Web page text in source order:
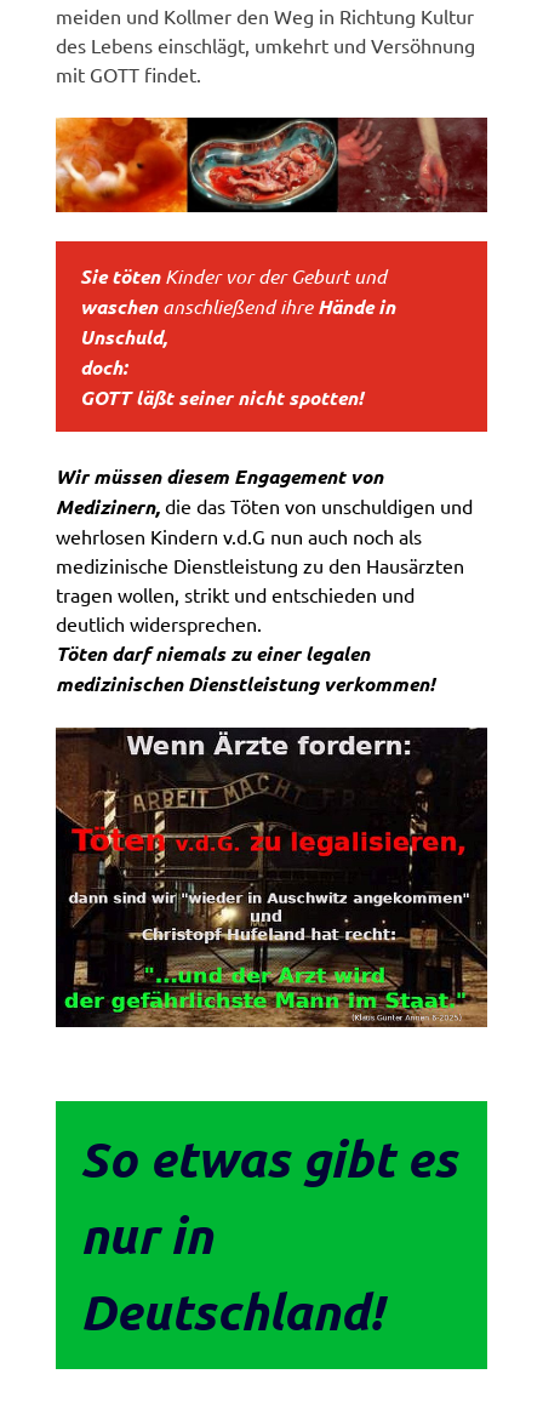
meiden und Kollmer den Weg in Richtung Kultur
des Lebens einschlägt, umkehrt und Versöhnung
mit GOTT findet.
Sie tötenKinder vor der Geburt und
waschenanschließend ihreHände in
Unschuld,
doch:
GOTT läßt seiner nicht spotten!
Wir müssen diesem Engagement von
Medizinern, die das Töten von unschuldigen und
wehrlosen Kindern v.d.G nun auch noch als
medizinische Dienstleistung zu den Hausärzten
tragen wollen, strikt und entschieden und
deutlich widersprechen.
Töten darf niemals zu einer legalen
medizinischen Dienstleistung verkommen!
So etwas gibt es
nur in
Deutschland!